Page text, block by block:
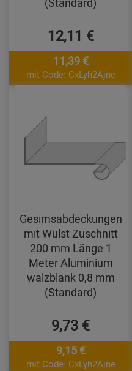
12,11 €
11,39 €
mit Code: CxLyh2Ajne
Gesimsabdeckungen
mit Wulst Zuschnitt
200 mm Länge 1
Meter Aluminium
walzblank 0,8 mm
(Standard)
9,73 €
9,15 €
mit Code: CxLyh2Ajne